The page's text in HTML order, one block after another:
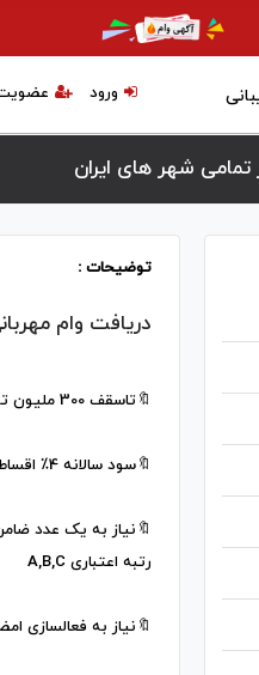
ورود
تمامی شهر های ایران
توضیحات :
دریافت وام
🔖تاسقف 300 ملیون تومان 18 ماه
🔖سود سالانه 4٪ اقساط ماهیانه 18 ملیون
🔖نیاز به یک عدد
رتبه اعتباری A,B,C
🔖نیاز به فعالسازی